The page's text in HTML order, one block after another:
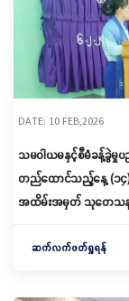
DATE: 10 FEB,2026
သမဝါယမနှင့်စီမံခန့်ခွဲမှု
တည်ထောင်သည့်နေ့ (၁၄)
အထိမ်းအမှတ် သုတေသန
ဆက်လက်ဖတ်ရှုရန်